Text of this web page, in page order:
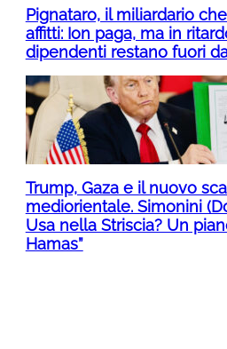
Pignataro, il miliardario
affitti: Ion paga, ma in
dipendenti restano fuori
Trump, Gaza e il nuovo
mediorientale. Simonini
Usa nella Striscia? Un
Hamas”